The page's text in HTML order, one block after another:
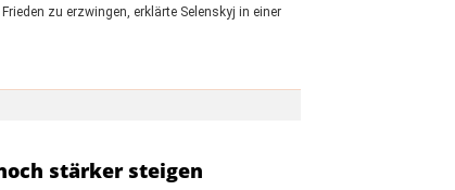
zu erzwingen, erklärte Selenskyj in einer
stärker steigen